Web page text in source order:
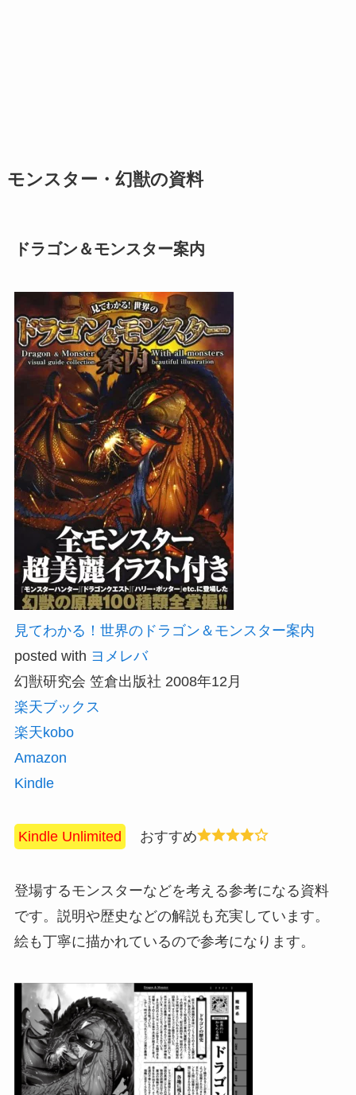
モンスター・幻獣の資料
ドラゴン＆モンスター案内
見てわかる！世界のドラゴン＆モンスター案内
posted with ヨメレバ
幻獣研究会 笠倉出版社 2008年12月
楽天ブックス
楽天kobo
Amazon
Kindle
Kindle Unlimited おすすめ
登場するモンスターなどを考える参考になる資料
です。説明や歴史などの解説も充実しています。
絵も丁寧に描かれているので参考になります。